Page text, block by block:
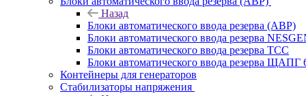
Назад
Блоки автоматического ввода резерва (АВР)
Блоки автоматического ввода резерва
Блоки автоматического ввода резерва ТСС
Блоки автоматического ввода резерва ЩАПГ
Контейнеры для генераторов
Стабилизаторы напряжения